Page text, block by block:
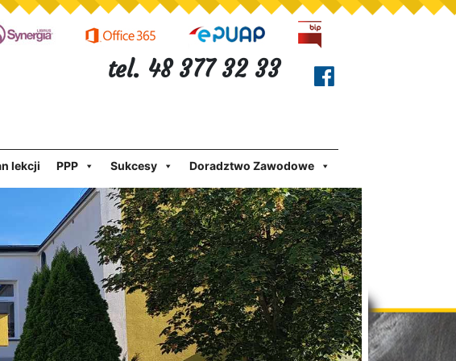
tel. 48 377 32 33
lekcji PPP Sukcesy Doradztwo Zawodowe